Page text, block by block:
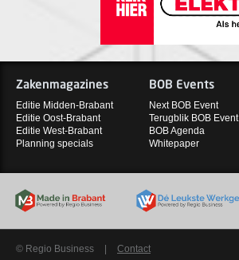
Zakenmagazines
Editie Midden-Brabant
Editie Oost-Brabant
Editie West-Brabant
Planning specials
BOB Events
Next BOB Event
Terugblik BOB Event
BOB Agenda
Whitepaper
© Regio Business Contact